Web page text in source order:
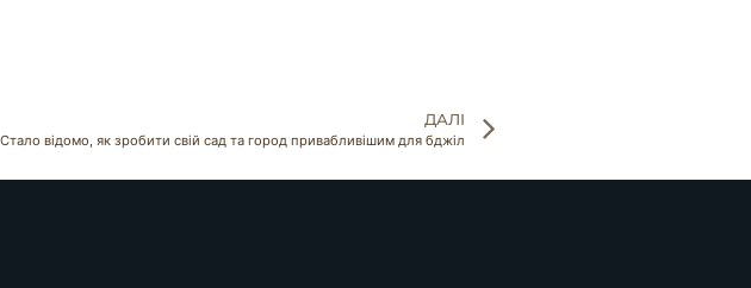
ДАЛІ
Стало відомо, як зробити свій сад та город привабливішим для бджіл